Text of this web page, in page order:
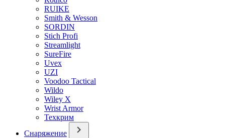
RUIKE
Smith & Wesson
SORDIN
Stich Profi
Streamlight
SureFire
Uvex
UZI
Voodoo Tactical
Wildo
Wiley X
Wrist Armor
Техкрим
Снаряжение